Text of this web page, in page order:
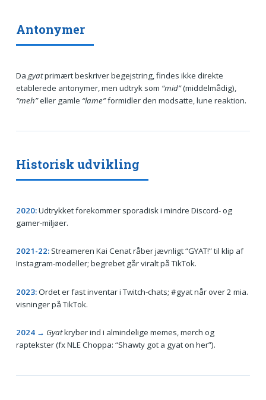
Antonymer
Da gyatprimært beskriver begejstring, findes ikke direkte
etablerede antonymer, men udtryk som “mid”(middelmådig),
“meh”eller gamle “lame”formidler den modsatte, lune reaktion.
Historisk udvikling
2020:Udtrykket forekommer sporadisk i mindre Discord- og
gamer-miljøer.
2021-22:Streameren Kai Cenat råber jævnligt “GYAT!” til klip af
Instagram-modeller; begrebet går viralt på TikTok.
2023:Ordet er fast inventar i Twitch-chats; #gyat når over 2 mia.
visninger på TikTok.
2024 → Gyatkryber ind i almindelige memes, merch og
raptekster (fx NLE Choppa: “Shawty got a gyat on her”).